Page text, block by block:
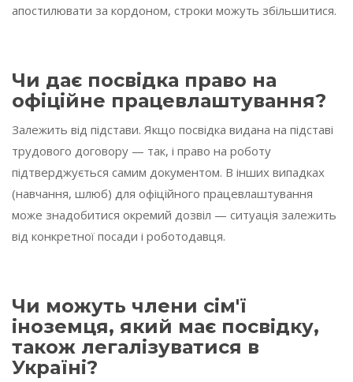
апостилювати за кордоном, строки можуть збільшитися.
Чи дає посвідка право на
офіційне працевлаштування?
Залежить від підстави. Якщо посвідка видана на підставі
трудового договору — так, і право на роботу
підтверджується самим документом. В інших випадках
(навчання, шлюб) для офіційного працевлаштування
може знадобитися окремий дозвіл — ситуація залежить
від конкретної посади і роботодавця.
Чи можуть члени сім'ї
іноземця, який має посвідку,
також легалізуватися в
Україні?